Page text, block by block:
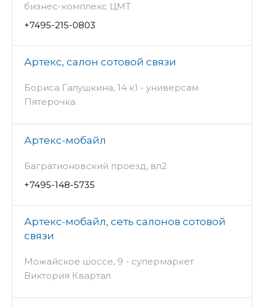
бизнес-комплекс ЦМТ
+7495-215-0803
Артекс, салон сотовой связи
Бориса Галушкина, 14 к1 - универсам
Пятерочка
Артекс-мобайл
Багратионовский проезд, вл2
+7495-148-5735
Артекс-мобайл, сеть салонов сотовой
связи
Можайское шоссе, 9 - супермаркет
Виктория Квартал